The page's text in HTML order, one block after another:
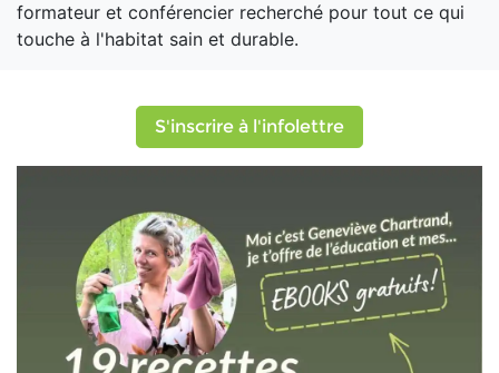
formateur et conférencier recherché pour tout ce qui
touche à l'habitat sain et durable.
S'inscrire à l'infolettre